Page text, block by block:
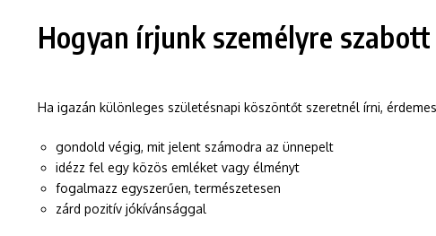
Hogyan írjunk személyre
Ha igazán különleges születésnapi köszöntőt szeretnél írni,
gondold végig, mit jelent számodra az ünnepelt
idézz fel egy közös emléket vagy élményt
fogalmazz egyszerűen, természetesen
zárd pozitív jókívánsággal